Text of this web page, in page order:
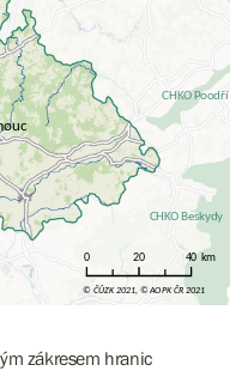
zákresem hranic